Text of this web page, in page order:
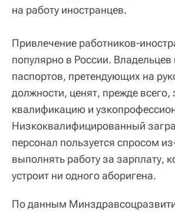
на работу иностранцев.
Привлечение работников-
популярно в России.
паспортов, претендующих на
должности, ценят, прежде
квалификацию и
Низкоквалифицированный
персонал пользуется спросом
выполнять работу за зарплату,
устроит ни одного аборигена.
По данным